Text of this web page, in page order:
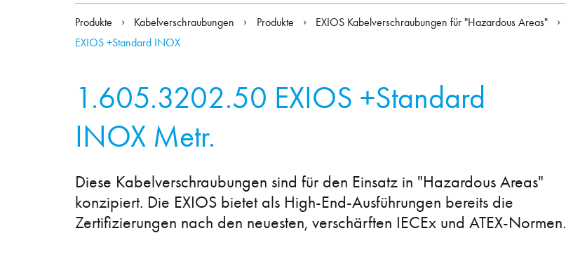
Produkte Kabelverschraubungen Produkte EXIOS Kabelverschraubungen für "Hazardous Areas"
EXIOS +Standard INOX
1.605.3202.50 EXIOS +Standard
INOX Metr.
Diese Kabelverschraubungen sind für den Einsatz in "Hazardous Areas"
konzipiert. Die EXIOS bietet als High-End-Ausführungen bereits die
Zertifizierungen nach den neuesten, verschärften IECEx und ATEX-Normen.